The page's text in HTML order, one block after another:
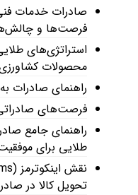
صادرات خدمات
فرصت‌ها و
استراتژی‌های
محصولات
راهنمای صادرات
فرصت‌های صادراتی
راهنمای جامع
طلایی برای موفقیت
تحویل کالا در